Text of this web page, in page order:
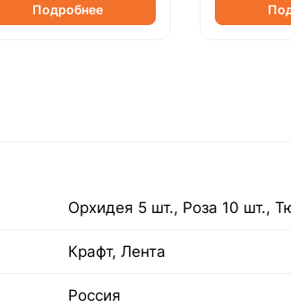
Подробнее
Орхидея 5 шт., Роза 10 шт.,
Крафт, Лента
Россия